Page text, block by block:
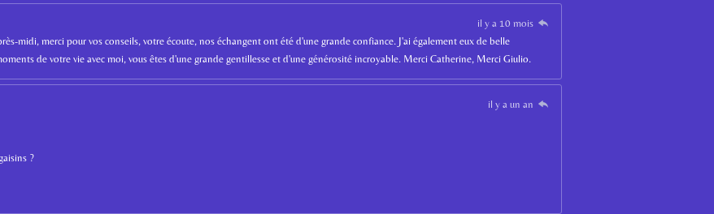
il y a 10 mois
midi, merci pour vos conseils, votre écoute, nos échangent ont été d'une grande confiance. J'ai également eux de belle
de votre vie avec moi, vous êtes d'une grande gentillesse et d'une générosité incroyable. Merci Catherine, Merci Giulio.
il y a un an
?